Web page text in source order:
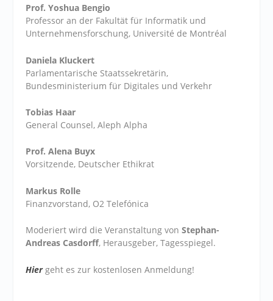
Prof. Yoshua Bengio
Professor an der Fakultät für Informatik und
Unternehmensforschung, Université de Montréal
Daniela Kluckert
Parlamentarische Staatssekretärin,
Bundesministerium für Digitales und Verkehr
Tobias Haar
General Counsel, Aleph Alpha
Prof. Alena Buyx
Vorsitzende, Deutscher Ethikrat
Markus Rolle
Finanzvorstand, O2 Telefónica
Moderiert wird die Veranstaltung vonStephan-
Andreas Casdorff, Herausgeber, Tagesspiegel.
Hiergeht es zur kostenlosen Anmeldung!